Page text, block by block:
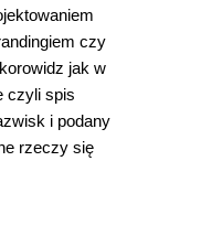
czy
jak w
czyli spis
i podany
rzeczy się